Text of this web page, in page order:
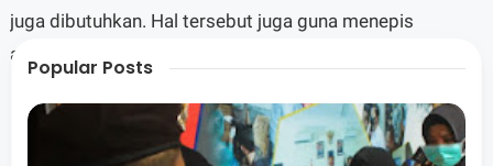
juga dibutuhkan. Hal tersebut juga guna menepis
anggapan ZIS yang diserahkan melalui BAZNAS tidak
Di sisi lain, Bupati Sukiman pun mengimbau BAZNAS
Popular Posts